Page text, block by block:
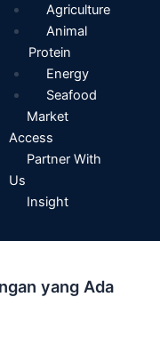
Agriculture
Animal
Protein
Energy
Seafood
Market
Access
Partner With
Us
Insight
yang Ada